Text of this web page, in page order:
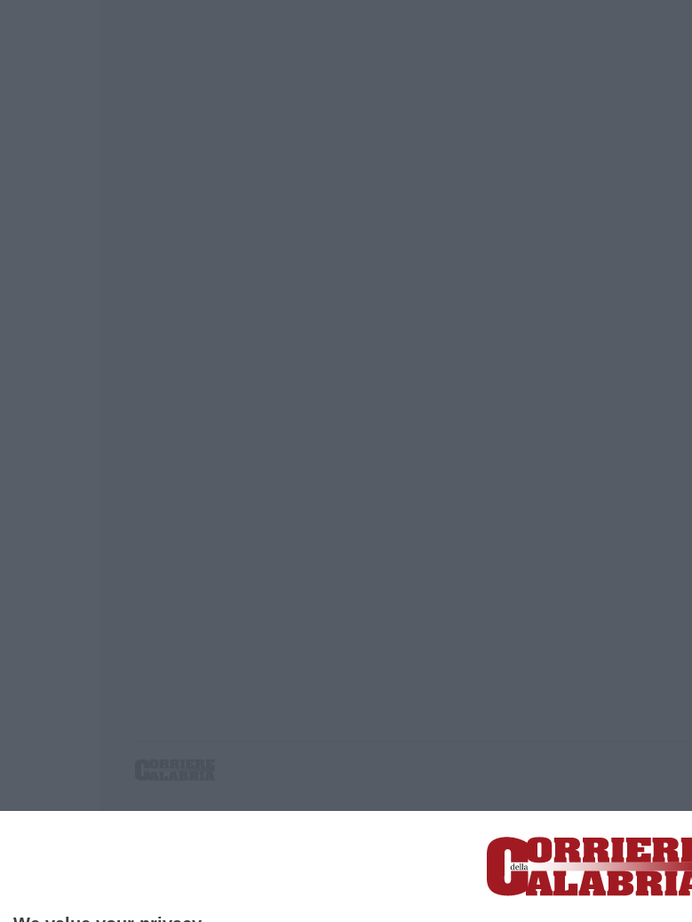
P.IVA. 03199620794, Via del mare 6/G, S.Eufemia, Lamezia Terme (CZ)
Iscrizione tribunale di Lamezia Terme 5/2011 - Direttore responsabile Paola Militano |Privacy